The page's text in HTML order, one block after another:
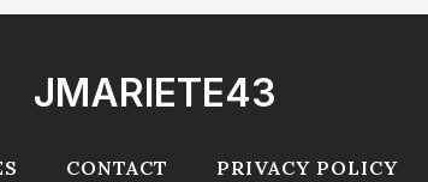
JMARIETE43
CONTACT PRIVACY POLICY